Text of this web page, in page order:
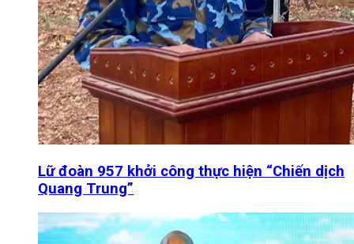
Lữ đoàn 957 khởi công thực hiện “Chiến dịch
Quang Trung”